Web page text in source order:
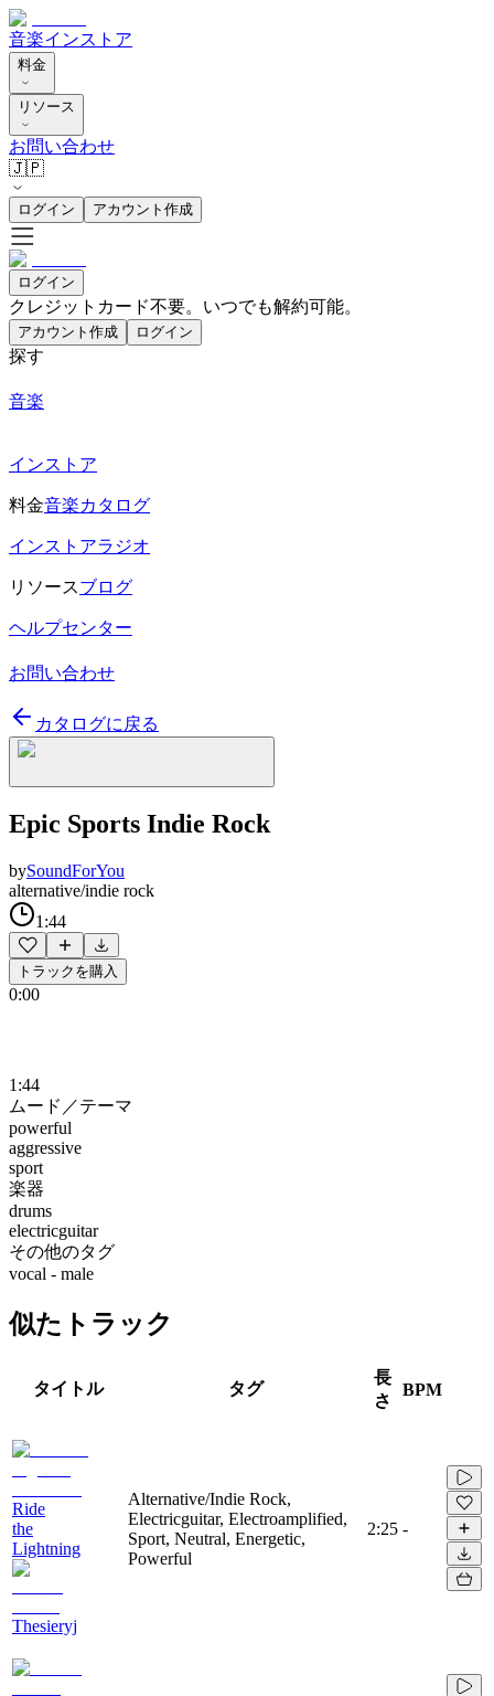
音楽インストア
料金
リソース
お問い合わせ
🇯🇵
ログイン アカウント作成
ログイン
クレジットカード不要。いつでも解約可能。
アカウント作成 ログイン
探す
音楽
インストア
料金音楽カタログ
インストアラジオ
リソースブログ
ヘルプセンター
お問い合わせ
カタログに戻る
Epic Sports Indie Rock
bySoundForYou
alternative/indie rock
1:44
トラックを購入
0:00
1:44
ムード／テーマ
powerful
aggressive
sport
楽器
drums
electricguitar
その他のタグ
vocal - male
似たトラック
タイトル タグ
長
さ
BPM
Ride
the
Lightning
Thesieryj
Alternative/Indie Rock,
Electricguitar, Electroamplified,
Sport, Neutral, Energetic,
Powerful
2:25 -